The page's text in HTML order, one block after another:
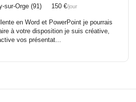
sur-Orge (91) 150 €/jour
en Word et PowerPoint je pourrais
à votre disposition je suis créative,
vos présentat...